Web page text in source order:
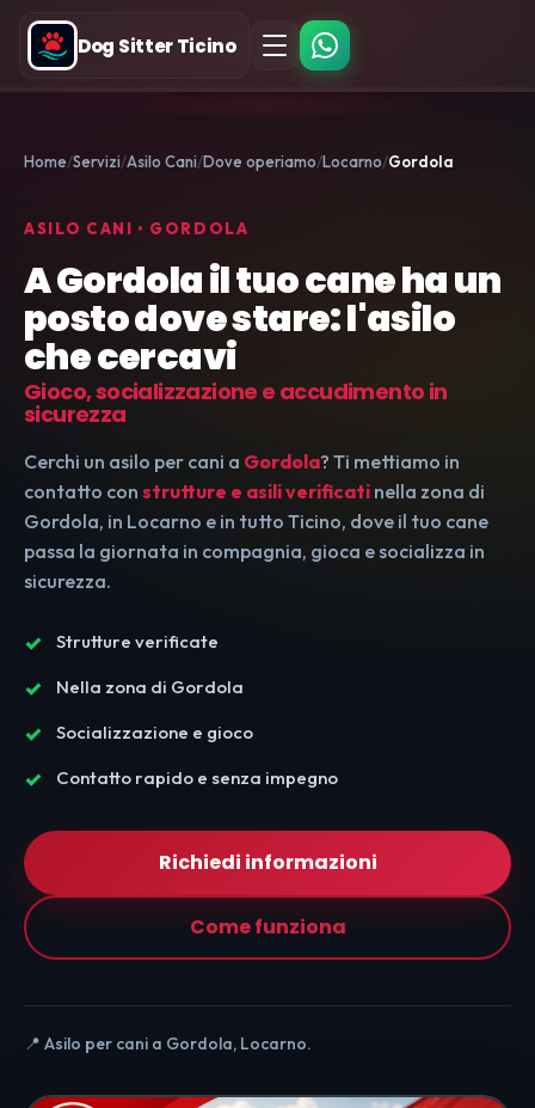
Dog Sitter Ticino
Home Servizi Asilo Cani Dove operiamo Locarno Gordola
ASILO CANI • GORDOLA
A Gordola il tuo cane ha un
posto dove stare: l'asilo
che cercavi
Gioco, socializzazione e accudimento in
sicurezza
Cerchi un asilo per cani a Gordola? Ti mettiamo in
contatto con strutture e asili verificati nella zona di
Gordola, in Locarno e in tutto Ticino, dove il tuo cane
passa la giornata in compagnia, gioca e socializza in
sicurezza.
Strutture verificate
Nella zona di Gordola
Socializzazione e gioco
Contatto rapido e senza impegno
Richiedi informazioni
Come funziona
📍 Asilo per cani a Gordola, Locarno.